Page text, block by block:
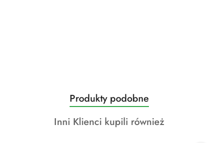
Pomiń karuzelę produktów
Produkty
o
statusie:
Produkty podobne
Produkty
Inni Klienci kupili również